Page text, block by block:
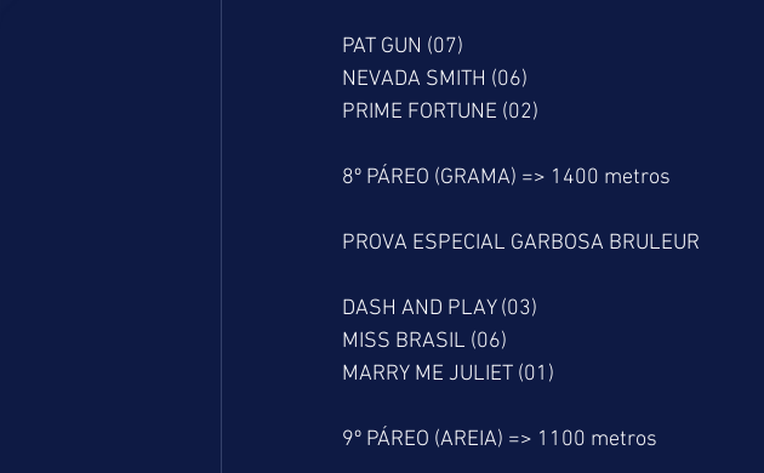
PAT GUN (07)
NEVADA SMITH (06)
PRIME FORTUNE (02)
8º PÁREO (GRAMA) => 1400 metros
PROVA ESPECIAL GARBOSA BRULEUR
DASH AND PLAY (03)
MISS BRASIL (06)
MARRY ME JULIET (01)
9º PÁREO (AREIA) => 1100 metros